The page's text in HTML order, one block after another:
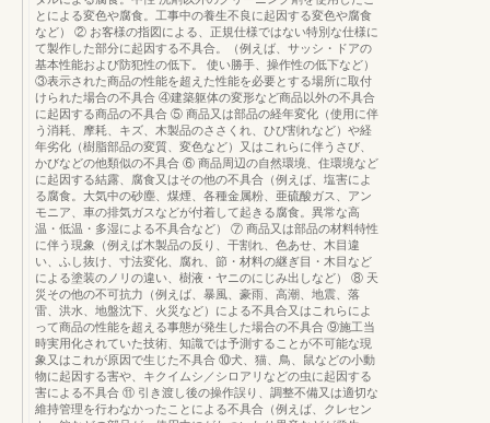
とによる変色や腐食。工事中の養生不良に起因する変色や腐食
など） ② お客様の指図による、正規仕様ではない特別な仕様に
て製作した部分に起因する不具合。（例えば、サッシ・ドアの
基本性能および防犯性の低下。 使い勝手、操作性の低下など）
③表示された商品の性能を超えた性能を必要とする場所に取付
けられた場合の不具合 ④建築躯体の変形など商品以外の不具合
に起因する商品の不具合 ⑤ 商品又は部品の経年変化（使用に伴
う消耗、摩耗、キズ、木製品のささくれ、ひび割れなど）や経
年劣化（樹脂部品の変質、変色など）又はこれらに伴うさび、
かびなどの他類似の不具合 ⑥ 商品周辺の自然環境、住環境など
に起因する結露、腐食又はその他の不具合（例えば、塩害によ
る腐食。大気中の砂塵、煤煙、各種金属粉、亜硫酸ガス、アン
モニア、車の排気ガスなどが付着して起きる腐食。異常な高
温・低温・多湿による不具合など） ⑦ 商品又は部品の材料特性
に伴う現象（例えば木製品の反り、干割れ、色あせ、木目違
い、ふし抜け、寸法変化、腐れ、節・材料の継ぎ目・木目など
による塗装のノリの違い、樹液・ヤニのにじみ出しなど） ⑧ 天
災その他の不可抗力（例えば、暴風、豪雨、高潮、地震、落
雷、洪水、地盤沈下、火災など）による不具合又はこれらによ
って商品の性能を超える事態が発生した場合の不具合 ⑨施工当
時実用化されていた技術、知識では予測することが不可能な現
象又はこれが原因で生じた不具合 ⑩犬、猫、鳥、鼠などの小動
物に起因する害や、キクイムシ／シロアリなどの虫に起因する
害による不具合 ⑪ 引き渡し後の操作誤り、調整不備又は適切な
維持管理を行わなかったことによる不具合（例えば、クレセン